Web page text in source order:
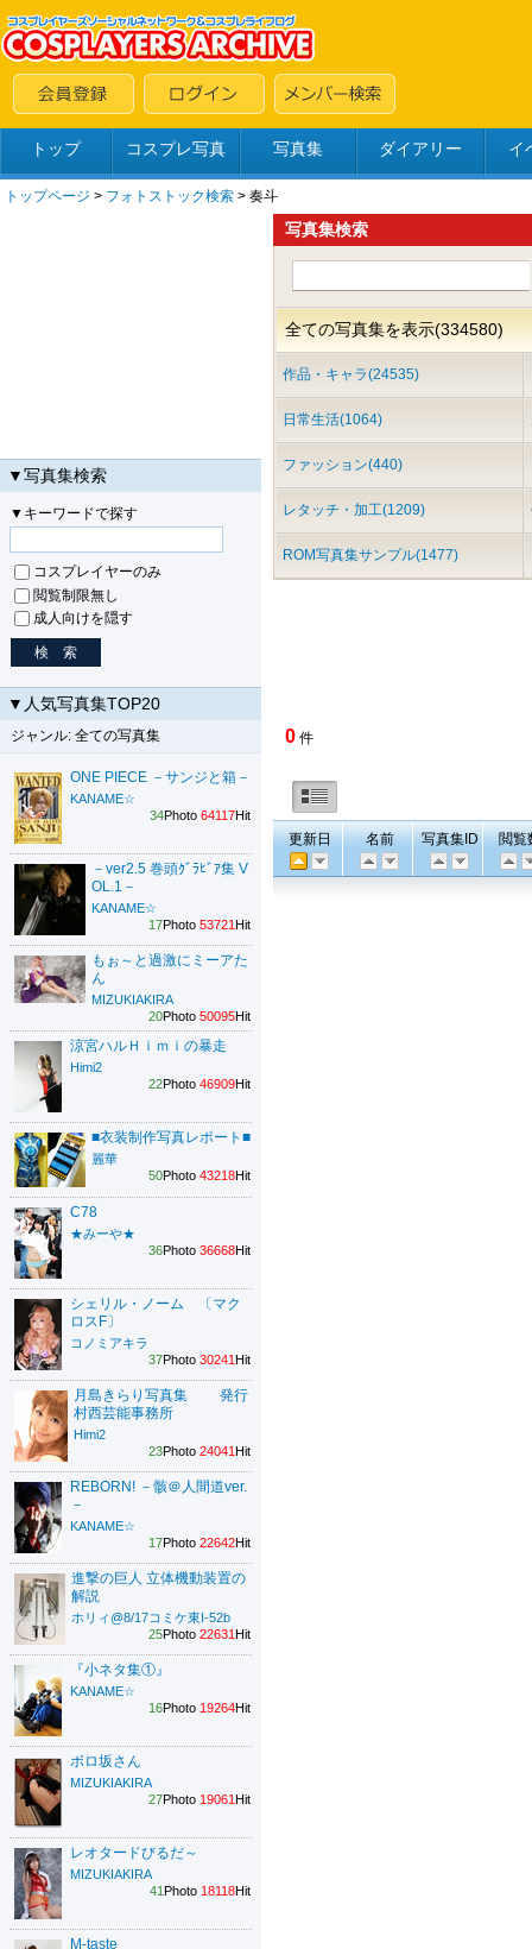
トップ コスプレ写真 写真集 ダイアリー イ
トップページ > フォトストック検索 > 奏斗
▼写真集検索
▼キーワードで探す
コスプレイヤーのみ
閲覧制限無し
成人向けを隠す
▼人気写真集TOP20
ジャンル: 全ての写真集
ONE PIECE －サンジと箱－
KANAME☆
34Photo 64117Hit
－ver2.5 巻頭ｸﾞﾗﾋﾞｱ集 V
OL.1－
KANAME☆
17Photo 53721Hit
もぉ～と過激にミーアた
ん
MIZUKIAKIRA
20Photo 50095Hit
涼宮ハルＨｉｍｉの暴走
Himi2
22Photo 46909Hit
■衣装制作写真レポート■
麗華
50Photo 43218Hit
C78
★みーや★
36Photo 36668Hit
シェリル・ノーム 〔マク
ロスF〕
コノミアキラ
37Photo 30241Hit
月島きらり写真集 発行
村西芸能事務所
Himi2
23Photo 24041Hit
REBORN! －骸＠人間道ver.
－
KANAME☆
17Photo 22642Hit
進撃の巨人 立体機動装置の
解説
ホリィ@8/17コミケ東I-52b
25Photo 22631Hit
『小ネタ集①』
KANAME☆
16Photo 19264Hit
ボロ坂さん
MIZUKIAKIRA
27Photo 19061Hit
レオタードびるだ～
MIZUKIAKIRA
41Photo 18118Hit
M-taste
写真集検索
全ての写真集を表示(334580)
作品・キャラ(24535)
日常生活(1064)
ファッション(440)
レタッチ・加工(1209)
ROM写真集サンプル(1477)
0 件
更新日 名前 写真集ID 閲覧